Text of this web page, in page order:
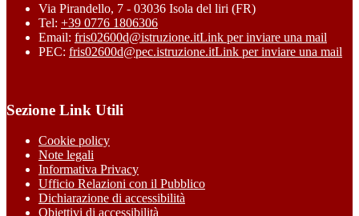
Via Pirandello, 7 - 03036 Isola del liri (FR)
Tel: +39 0776 1806306
Email: fris02600d@istruzione.itLink per inviare una mail
PEC: fris02600d@pec.istruzione.itLink per inviare una mail
Sezione Link Utili
Cookie policy
Note legali
Informativa Privacy
Ufficio Relazioni con il Pubblico
Dichiarazione di accessibilità
Obiettivi di accessibilità